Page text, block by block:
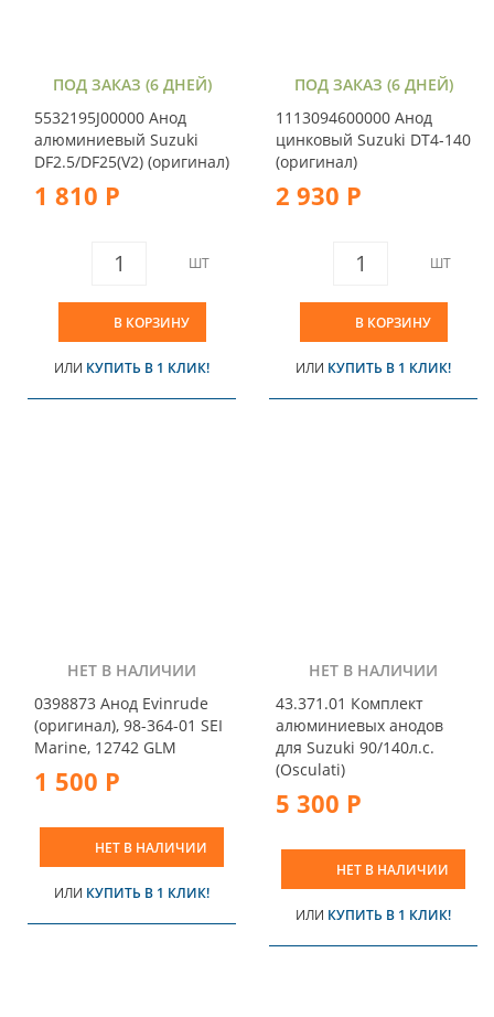
ПОД ЗАКАЗ (6 ДНЕЙ)
5532195J00000 Анод
алюминиевый Suzuki
DF2.5/DF25(V2) (оригинал)
1 810 Р
ШТ
В КОРЗИНУ
ИЛИ КУПИТЬ В 1 КЛИК!
ПОД ЗАКАЗ (6 ДНЕЙ)
1113094600000 Анод
цинковый Suzuki DT4-140
(оригинал)
2 930 Р
ШТ
В КОРЗИНУ
ИЛИ КУПИТЬ В 1 КЛИК!
НЕТ В НАЛИЧИИ
0398873 Анод Evinrude
(оригинал), 98-364-01 SEI
Marine, 12742 GLM
1 500 Р
НЕТ В НАЛИЧИИ
ИЛИ КУПИТЬ В 1 КЛИК!
НЕТ В НАЛИЧИИ
43.371.01 Комплект
алюминиевых анодов
для Suzuki 90/140л.с.
(Osculati)
5 300 Р
НЕТ В НАЛИЧИИ
ИЛИ КУПИТЬ В 1 КЛИК!